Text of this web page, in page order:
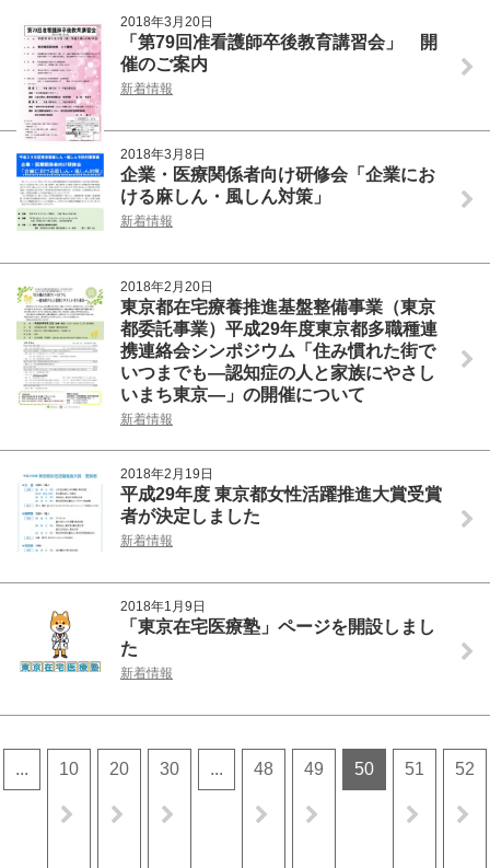
2018年3月20日
「第79回准看護師卒後教育講習会」 開
催のご案内
新着情報
2018年3月8日
企業・医療関係者向け研修会「企業にお
ける麻しん・風しん対策」
新着情報
2018年2月20日
東京都在宅療養推進基盤整備事業（東京
都委託事業）平成29年度東京都多職種連
携連絡会シンポジウム「住み慣れた街で
いつまでも―認知症の人と家族にやさし
いまち東京―」の開催について
新着情報
2018年2月19日
平成29年度 東京都女性活躍推進大賞受賞
者が決定しました
新着情報
2018年1月9日
「東京在宅医療塾」ページを開設しまし
た
新着情報
... 10 20 30 ... 48 49 50 51 52